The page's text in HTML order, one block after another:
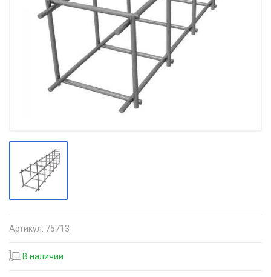
Артикул: 75713
В наличии